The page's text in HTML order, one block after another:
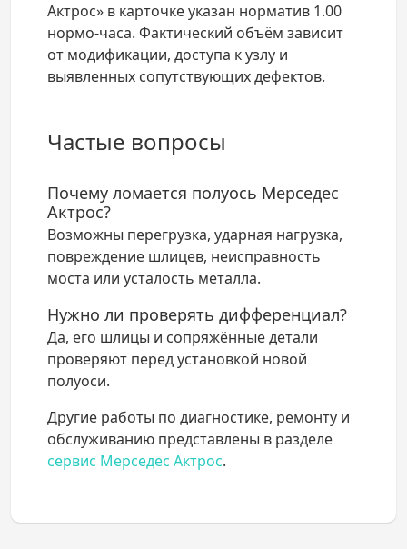
Актрос» в карточке указан норматив 1.00
нормо-часа. Фактический объём зависит
от модификации, доступа к узлу и
выявленных сопутствующих дефектов.
Частые вопросы
Почему ломается полуось Мерседес
Актрос?
Возможны перегрузка, ударная нагрузка,
повреждение шлицев, неисправность
моста или усталость металла.
Нужно ли проверять дифференциал?
Да, его шлицы и сопряжённые детали
проверяют перед установкой новой
полуоси.
Другие работы по диагностике, ремонту и
обслуживанию представлены в разделе
сервис Мерседес Актрос.